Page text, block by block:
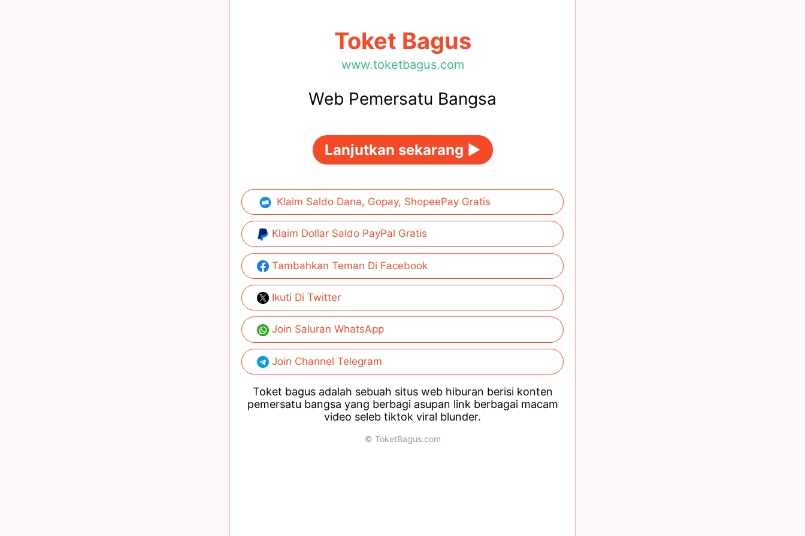
Toket Bagus
www.toketbagus.com
Web Pemersatu Bangsa
Lanjutkan sekarang ►
Klaim Saldo Dana, Gopay, ShopeePay Gratis
Klaim Dollar Saldo PayPal Gratis
Tambahkan Teman Di Facebook
Ikuti Di Twitter
Join Saluran WhatsApp
Join Channel Telegram
Toket bagus adalah sebuah situs web hiburan berisi konten
pemersatu bangsa yang berbagi asupan link berbagai macam
video seleb tiktok viral blunder.
© ToketBagus.com